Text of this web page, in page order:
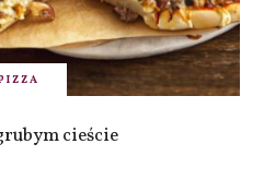
cieście